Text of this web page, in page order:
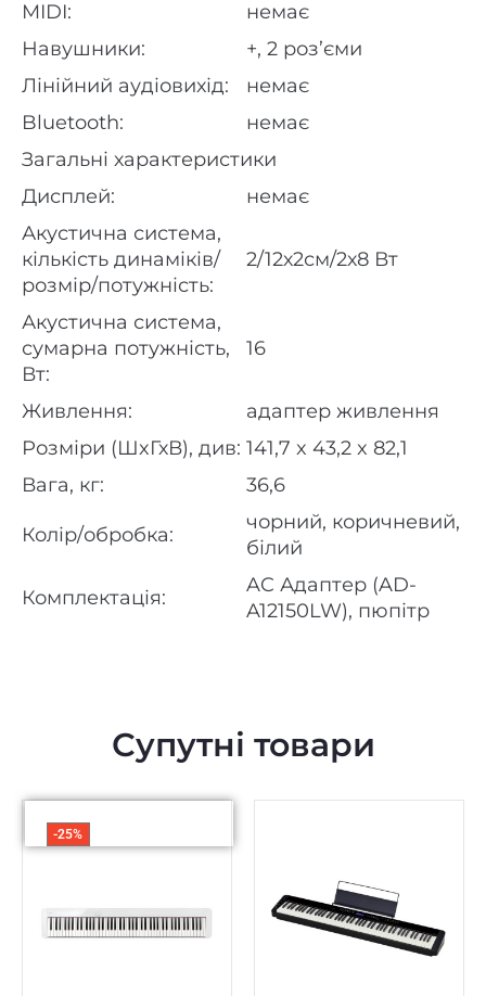
MIDI:
немає
Навушники:
+, 2 роз’єми
Лінійний аудіовихід:
немає
Bluetooth:
немає
Загальні характеристики
Дисплей:
немає
Акустична система,
кількість динаміків/
розмір/потужність:
2/12х2см/2х8 Вт
Акустична система,
сумарна потужність,
Вт:
16
Живлення:
адаптер живлення
Розміри (ШxГхВ), див: 141,7 x 43,2 x 82,1
Вага, кг:
36,6
Колір/обробка:
чорний, коричневий,
білий
Комплектація:
AC Адаптер (AD-
A12150LW), пюпітр
Супутні товари
-25%